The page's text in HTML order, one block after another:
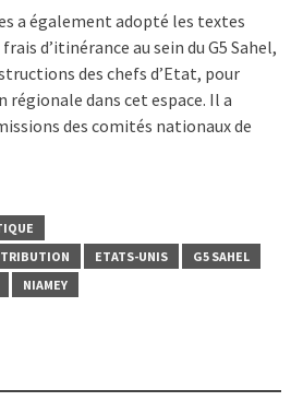
a également adopté les textes
d’itinérance au sein du G5 Sahel,
des chefs d’Etat, pour
dans cet espace. Il a
des comités nationaux de
ETATS-UNIS
G5 SAHEL
NIAMEY